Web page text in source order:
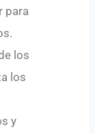
para
los
los
y